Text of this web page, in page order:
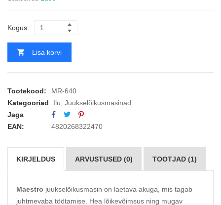
Kogus:
Lisa korvi
Tootekood:
MR-640
Kategooriad
Ilu Juukselõikusmasinad
Jaga
EAN:
4820268322470
KIRJELDUS ARVUSTUSED (0) TOOTJAD (1)
Maestro juukselõikusmasin on laetava akuga, mis tagab
juhtmevaba töötamise. Hea lõikevõimsus ning mugav